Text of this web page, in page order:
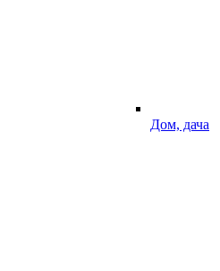
Дом, дача